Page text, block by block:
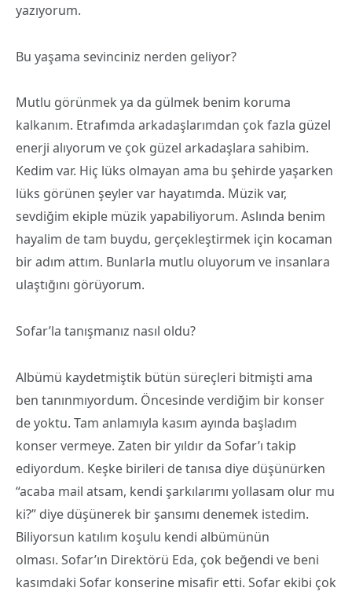
yazıyorum.
Bu yaşama sevinciniz nerden geliyor?
Mutlu görünmek ya da gülmek benim koruma
kalkanım. Etrafımda arkadaşlarımdan çok fazla güzel
enerji alıyorum ve çok güzel arkadaşlara sahibim.
Kedim var. Hiç lüks olmayan ama bu şehirde yaşarken
lüks görünen şeyler var hayatımda. Müzik var,
sevdiğim ekiple müzik yapabiliyorum. Aslında benim
hayalim de tam buydu, gerçekleştirmek için kocaman
bir adım attım. Bunlarla mutlu oluyorum ve insanlara
ulaştığını görüyorum.
Sofar’la tanışmanız nasıl oldu?
Albümü kaydetmiştik bütün süreçleri bitmişti ama
ben tanınmıyordum. Öncesinde verdiğim bir konser
de yoktu. Tam anlamıyla kasım ayında başladım
konser vermeye. Zaten bir yıldır da Sofar’ı takip
ediyordum. Keşke birileri de tanısa diye düşünürken
“acaba mail atsam, kendi şarkılarımı yollasam olur mu
ki?” diye düşünerek bir şansımı denemek istedim.
Biliyorsun katılım koşulu kendi albümünün
olması. Sofar’ın Direktörü Eda, çok beğendi ve beni
kasımdaki Sofar konserine misafir etti. Sofar ekibi çok